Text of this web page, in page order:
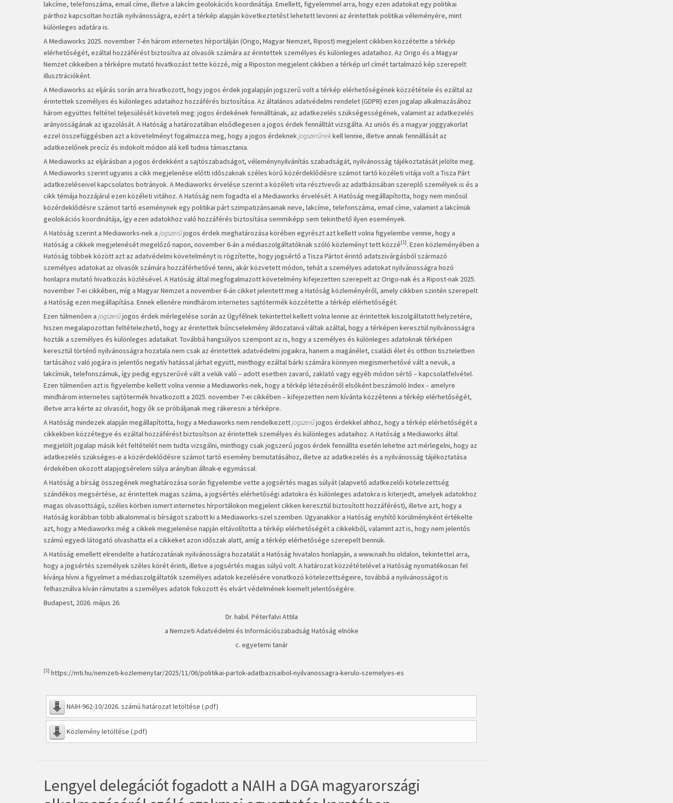
lakcíme, telefonszáma, email címe, illetve a lakcím geolokációs koordinátája. Emellett, figyelemmel arra, hogy ezen adatokat egy politikai
párthoz kapcsoltan hozták nyilvánosságra, ezért a térkép alapján következtetést lehetett levonni az érintettek politikai véleményére, mint
különleges adatára is.
A Mediaworks 2025. november 7-én három internetes hírportálján (Origo, Magyar Nemzet, Ripost) megjelent cikkben közzétette a térkép
elérhetőségét, ezáltal hozzáférést biztosítva az olvasók számára az érintettek személyes és különleges adataihoz. Az Origo és a Magyar
Nemzet cikkeiben a térképre mutató hivatkozást tette közzé, míg a Riposton megjelent cikkben a térkép url címét tartalmazó kép szerepelt
illusztrációként.
A Mediaworks az eljárás során arra hivatkozott, hogy jogos érdek jogalapján jogszerű volt a térkép elérhetőségének közzététele és ezáltal az
érintettek személyes és különleges adataihoz hozzáférés biztosítása. Az általános adatvédelmi rendelet (GDPR) ezen jogalap alkalmazásához
három együttes feltétel teljesülését követeli meg: jogos érdekének fennálltának, az adatkezelés szükségességének, valamint az adatkezelés
arányosságának az igazolását. A Hatóság a határozatában elsődlegesen a jogos érdek fennálltát vizsgálta. Az uniós és a magyar joggyakorlat
ezzel összefüggésben azt a követelményt fogalmazza meg, hogy a jogos érdeknekjogszerűnekkell lennie, illetve annak fennállását az
adatkezelőnek precíz és indokolt módon alá kell tudnia támasztania.
A Mediaworks az eljárásban a jogos érdekként a sajtószabadságot, véleménynyilvánítás szabadságát, nyilvánosság tájékoztatását jelölte meg.
A Mediaworks szerint ugyanis a cikk megjelenése előtti időszaknak széles körű közérdeklődésre számot tartó közéleti vitája volt a Tisza Párt
adatkezeléseivel kapcsolatos botrányok. A Mediaworks érvelése szerint a közéleti vita résztvevői az adatbázisában szereplő személyek is és a
cikk témája hozzájárul ezen közéleti vitához. A Hatóság nem fogadta el a Mediaworks érvelését. A Hatóság megállapította, hogy nem minősül
közérdeklődésre számot tartó eseménynek egy politikai párt szimpatizánsainak neve, lakcíme, telefonszáma, email címe, valamint a lakcímük
geolokációs koordinátája, így ezen adatokhoz való hozzáférés biztosítása semmiképp sem tekinthető ilyen események.
A Hatóság szerint a Mediaworks-nek a jogszerűjogos érdek meghatározása körében egyrészt azt kellett volna figyelembe vennie, hogy a
Hatóság a cikkek megjelenését megelőző napon, november 6-án a médiaszolgáltatóknak szóló közleményt tett közzé[1]. Ezen közleményében a
Hatóság többek között azt az adatvédelmi követelményt is rögzítette, hogy jogsértő a Tisza Pártot érintő adatszivárgásból származó
személyes adatokat az olvasók számára hozzáférhetővé tenni, akár közvetett módon, tehát a személyes adatokat nyilvánosságra hozó
honlapra mutató hivatkozás közlésével. A Hatóság által megfogalmazott követelmény kifejezetten szerepelt az Origo-nak és a Ripost-nak 2025.
november 7-ei cikkében, míg a Magyar Nemzet a november 6-án cikket jelentett meg a Hatóság közleményéről, amely cikkben szintén szerepelt
a Hatóság ezen megállapítása. Ennek ellenére mindhárom internetes sajtótermék közzétette a térkép elérhetőségét.
Ezen túlmenően a jogszerűjogos érdek mérlegelése során az Ügyfélnek tekintettel kellett volna lennie az érintettek kiszolgáltatott helyzetére,
hiszen megalapozottan feltételezhető, hogy az érintettek bűncselekmény áldozataivá váltak azáltal, hogy a térképen keresztül nyilvánosságra
hozták a személyes és különleges adataikat. Továbbá hangsúlyos szempont az is, hogy a személyes és különleges adatoknak térképen
keresztül történő nyilvánosságra hozatala nem csak az érintettek adatvédelmi jogaikra, hanem a magánélet, családi élet és otthon tiszteletben
tartásához való jogára is jelentős negatív hatással járhat együtt, minthogy ezáltal bárki számára könnyen megismerhetővé vált a nevük, a
lakcímük, telefonszámuk, így pedig egyszerűvé vált a velük való – adott esetben zavaró, zaklató vagy egyéb módon sértő – kapcsolatfelvétel.
Ezen túlmenően azt is figyelembe kellett volna vennie a Mediaworks-nek, hogy a térkép létezéséről elsőként beszámoló Index – amelyre
mindhárom internetes sajtótermék hivatkozott a 2025. november 7-ei cikkében – kifejezetten nem kívánta közzétenni a térkép elérhetőségét,
illetve arra kérte az olvasóit, hogy ők se próbáljanak meg rákeresni a térképre.
A Hatóság mindezek alapján megállapította, hogy a Mediaworks nem rendelkezettjogszerűjogos érdekkel ahhoz, hogy a térkép elérhetőségét a
cikkekben közzétegye és ezáltal hozzáférést biztosítson az érintettek személyes és különleges adataihoz. A Hatóság a Mediaworks által
megjelölt jogalap másik két feltételét nem tudta vizsgálni, minthogy csak jogszerű jogos érdek fennállta esetén lehetne azt mérlegelni, hogy az
adatkezelés szükséges-e a közérdeklődésre számot tartó esemény bemutatásához, illetve az adatkezelés és a nyilvánosság tájékoztatása
érdekében okozott alapjogsérelem súlya arányban állnak-e egymással.
A Hatóság a bírság összegének meghatározása során figyelembe vette a jogsértés magas súlyát (alapvető adatkezelői kötelezettség
szándékos megsértése, az érintettek magas száma, a jogsértés elérhetőségi adatokra és különleges adatokra is kiterjedt, amelyek adatokhoz
magas olvasottságú, széles körben ismert internetes hírportálokon megjelent cikken keresztül biztosított hozzáférést), illetve azt, hogy a
Hatóság korábban több alkalommal is bírságot szabott ki a Mediaworks-szel szemben. Ugyanakkor a Hatóság enyhítő körülményként értékelte
azt, hogy a Mediaworks még a cikkek megjelenése napján eltávolította a térkép elérhetőségét a cikkekből, valamint azt is, hogy nem jelentős
számú egyedi látogató olvashatta el a cikkeket azon időszak alatt, amíg a térkép elérhetősége szerepelt bennük.
A Hatóság emellett elrendelte a határozatának nyilvánosságra hozatalát a Hatóság hivatalos honlapján, a www.naih.hu oldalon, tekintettel arra,
hogy a jogsértés személyek széles körét érinti, illetve a jogsértés magas súlyú volt. A határozat közzétételével a Hatóság nyomatékosan fel
kívánja hívni a figyelmet a médiaszolgáltatók személyes adatok kezelésére vonatkozó kötelezettségeire, továbbá a nyilvánosságot is
felhasználva kíván rámutatni a személyes adatok fokozott és elvárt védelmének kiemelt jelentőségére.
Budapest, 2026. május 26.
Dr. habil. Péterfalvi Attila
a Nemzeti Adatvédelmi és Információszabadság Hatóság elnöke
c. egyetemi tanár
[1] https://mti.hu/nemzeti-kozlemenytar/2025/11/06/politikai-partok-adatbazisaibol-nyilvanossagra-kerulo-szemelyes-es
NAIH-962-10/2026. számú határozat letöltése (.pdf)
Közlemény letöltése (.pdf)
Lengyel delegációt fogadott a NAIH a DGA magyarországi